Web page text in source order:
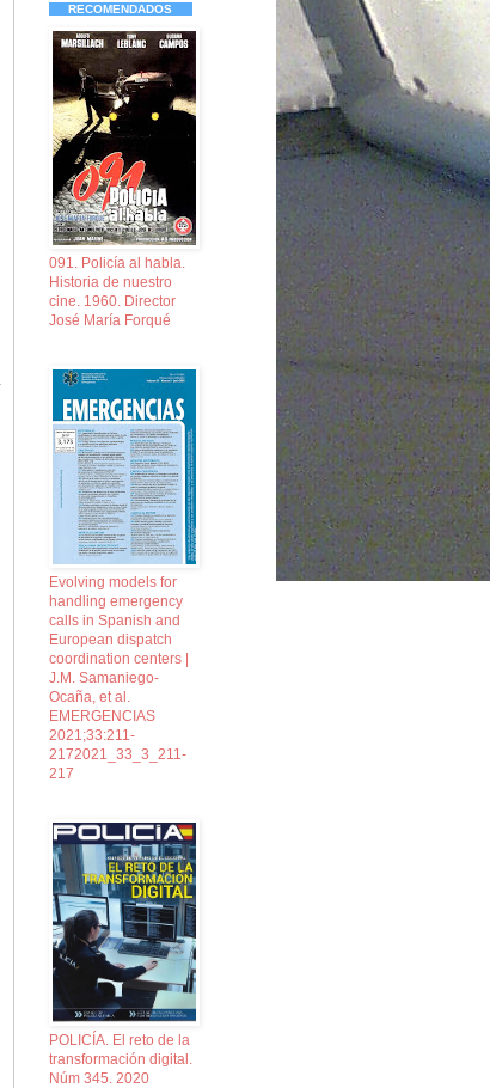
RECOMENDADOS
091. Policía al habla.
Historia de nuestro
cine. 1960. Director
José María Forqué
Evolving models for
handling emergency
calls in Spanish and
European dispatch
coordination centers |
J.M. Samaniego-
Ocaña, et al.
EMERGENCIAS
2021;33:211-
2172021_33_3_211-
217
POLICÍA. El reto de la
transformación digital.
Núm 345. 2020